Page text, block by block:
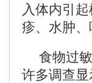
入体内引
疹、水肿、
食物过
许多调查